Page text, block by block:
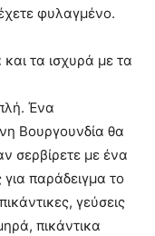
φυλαγμένο.
και τα ισχυρά με τα
Ένα
Βουργουνδία θα
σερβίρετε με ένα
παράδειγμα το
γεύσεις
πικάντικα